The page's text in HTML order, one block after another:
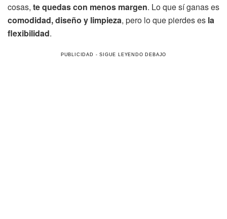
cosas, te quedas con menos margen. Lo que sí ganas es
comodidad, diseño y limpieza, pero lo que pierdes es la
flexibilidad.